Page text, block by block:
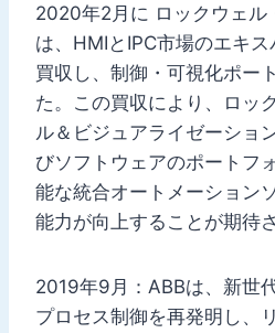
2020年2月に ロックウェル
は、HMIとIPC市場のエキ
買収し、制御・可視化ポー
た。この買収により、ロッ
ル＆ビジュアライゼーショ
びソフトウェアのポートフ
能な統合オートメーション
能力が向上することが期待
2019年9月：ABBは、新世
プロセス制御を再発明し、